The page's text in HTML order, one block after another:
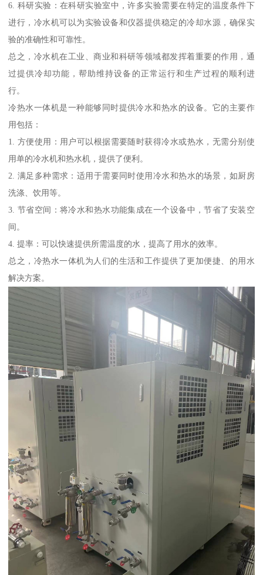
6. 科研实验：在科研实验室中，许多实验需要在特定的温度条件下
进行，冷水机可以为实验设备和仪器提供稳定的冷却水源，确保实
验的准确性和可靠性。
总之，冷水机在工业、商业和科研等领域都发挥着重要的作用，通
过提供冷却功能，帮助维持设备的正常运行和生产过程的顺利进
行。
冷热水一体机是一种能够同时提供冷水和热水的设备。它的主要作
用包括：
1. 方便使用：用户可以根据需要随时获得冷水或热水，无需分别使
用单的冷水机和热水机，提供了便利。
2. 满足多种需求：适用于需要同时使用冷水和热水的场景，如厨房
洗涤、饮用等。
3. 节省空间：将冷水和热水功能集成在一个设备中，节省了安装空
间。
4. 提率：可以快速提供所需温度的水，提高了用水的效率。
总之，冷热水一体机为人们的生活和工作提供了更加便捷、的用水
解决方案。